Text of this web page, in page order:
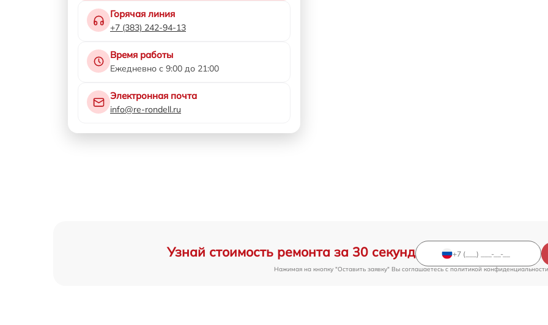
Горячая линия
+7 (383) 242-94-13
Время работы
Ежедневно с 9:00 до 21:00
Электронная почта
info@re-rondell.ru
Узнай стоимость ремонта за 30 секунд
Нажимая на кнопку "Оставить заявку" Вы соглашаетесь cполитикой конфиденциальности